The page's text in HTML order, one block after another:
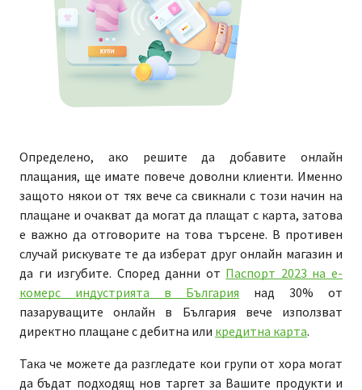
Определено, ако решите да добавите онлайн
плащания, ще имате повече доволни клиенти. Именно
защото някои от тях вече са свикнали с този начин на
плащане и очакват да могат да плащат с карта, затова
е важно да отговорите на това търсене. В противен
случай рискувате те да изберат друг онлайн магазин и
да ги изгубите. Според данни от Паспорт 2023 на е-
комерс индустрията в България над 30% от
пазаруващите онлайн в България вече използват
директно плащане с дебитна или кредитна карта.
Така че можете да разгледате кои групи от хора могат
да бъдат подходящ нов таргет за Вашите продукти и